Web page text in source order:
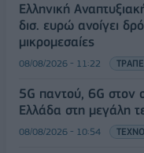
Ελληνική
δισ. ευρώ ανοίγει
μικρομεσαίες
08/08/2026 - 11:22
5G παντού, 6G στον
Ελλάδα στη μεγάλη
08/08/2026 - 10:54